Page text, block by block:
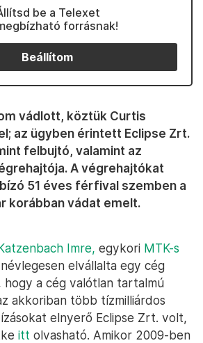
be a Telexet
forrásnak!
Beállítom
vádlott, köztük Curtis
az ügyben érintett Eclipse Zrt.
felbujtó, valamint az
A végrehajtókat
51 éves férfival szemben a
korábban vádat emelt.
Imre, egykori MTK-s
elvállalta egy cég
a cég valótlan tartalmú
akkoriban több tízmilliárdos
elnyerő Eclipse Zrt. volt,
itt olvasható. Amikor 2009-ben